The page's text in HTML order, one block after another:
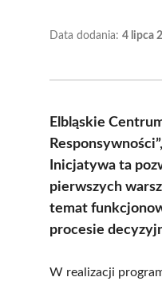
Data dodania: 4 lipca
Elbląskie
Inicjatywa ta
pierwszych
temat
procesie
W realizacji